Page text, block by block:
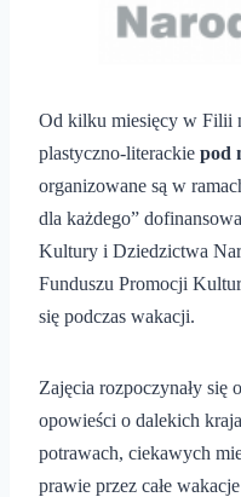
Od kilku miesięcy w Filii
plastyczno-literackie pod
organizowane są w
dla każdego”
Kultury i Dziedzictwa
Funduszu Promocji
się podczas wakacji.
Zajęcia rozpoczynały się
opowieści o dalekich
potrawach, ciekawych
prawie przez całe